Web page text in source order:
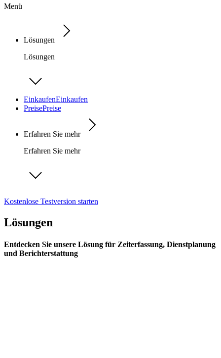
Menü
Lösungen
Lösungen
EinkaufenEinkaufen
PreisePreise
Erfahren Sie mehr
Erfahren Sie mehr
Kostenlose Testversion starten
Lösungen
Entdecken Sie unsere Lösung für Zeiterfassung, Dienstplanung
und Berichterstattung